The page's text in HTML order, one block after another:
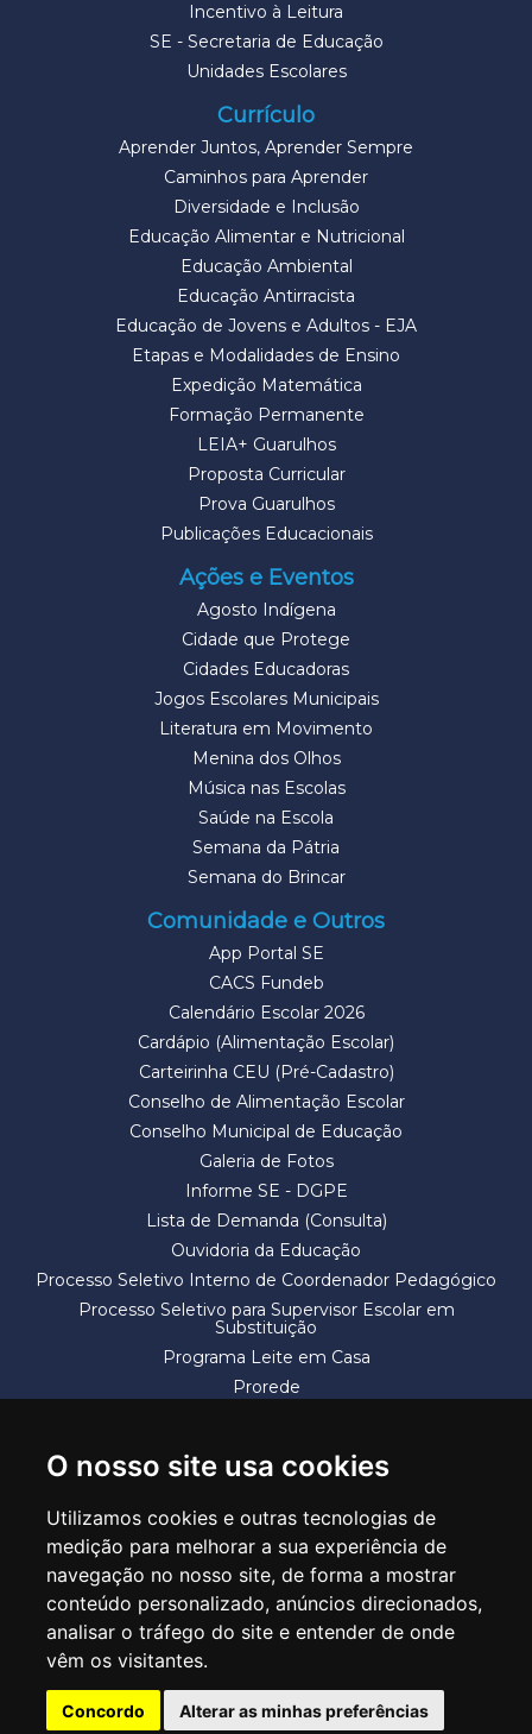
O nosso site usa cookies
Utilizamos cookies e outras tecnologias de
medição para melhorar a sua experiência de
navegação no nosso site, de forma a mostrar
conteúdo personalizado, anúncios direcionados,
analisar o tráfego do site e entender de onde
vêm os visitantes.
Concordo Alterar as minhas preferências
Incentivo à Leitura
SE - Secretaria de Educação
Unidades Escolares
Currículo
Aprender Juntos, Aprender Sempre
Caminhos para Aprender
Diversidade e Inclusão
Educação Alimentar e Nutricional
Educação Ambiental
Educação Antirracista
Educação de Jovens e Adultos - EJA
Etapas e Modalidades de Ensino
Expedição Matemática
Formação Permanente
LEIA+ Guarulhos
Proposta Curricular
Prova Guarulhos
Publicações Educacionais
Ações e Eventos
Agosto Indígena
Cidade que Protege
Cidades Educadoras
Jogos Escolares Municipais
Literatura em Movimento
Menina dos Olhos
Música nas Escolas
Saúde na Escola
Semana da Pátria
Semana do Brincar
Comunidade e Outros
App Portal SE
CACS Fundeb
Calendário Escolar 2026
Cardápio (Alimentação Escolar)
Carteirinha CEU (Pré-Cadastro)
Conselho de Alimentação Escolar
Conselho Municipal de Educação
Galeria de Fotos
Informe SE - DGPE
Lista de Demanda (Consulta)
Ouvidoria da Educação
Processo Seletivo Interno de Coordenador Pedagógico
Processo Seletivo para Supervisor Escolar em
Substituição
Programa Leite em Casa
Prorede
SECRETARIA DE EDUCAÇÃO
Rua Claudino Barbosa, 313 - Macedo - Guarulhos/SP CEP 07113-040
Central de Atendimento: *55 11 2475-7300